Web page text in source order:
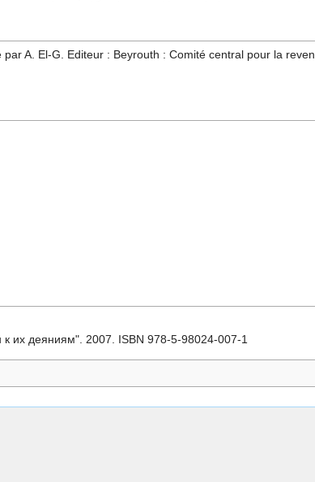
A. El-G. Editeur : Beyrouth : Comité central pour la
их деяниям". 2007. ISBN 978-5-98024-007-1